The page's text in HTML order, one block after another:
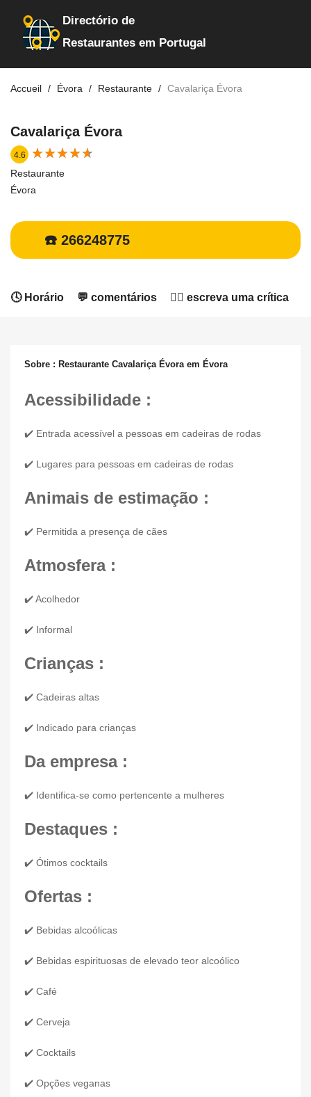
Directório de
Restaurantes em Portugal
Accueil Évora Restaurante Cavalariça Évora
Cavalariça Évora
4.6 ★★★★★
★★★★★
Restaurante
Évora
☎️ 266248775
🕓 Horário 💬 comentários ✍🏻 escreva uma crítica
Sobre : Restaurante Cavalariça Évora em Évora
Acessibilidade :
✔️ Entrada acessível a pessoas em cadeiras de rodas
✔️ Lugares para pessoas em cadeiras de rodas
Animais de estimação :
✔️ Permitida a presença de cães
Atmosfera :
✔️ Acolhedor
✔️ Informal
Crianças :
✔️ Cadeiras altas
✔️ Indicado para crianças
Da empresa :
✔️ Identifica-se como pertencente a mulheres
Destaques :
✔️ Ótimos cocktails
Ofertas :
✔️ Bebidas alcoólicas
✔️ Bebidas espirituosas de elevado teor alcoólico
✔️ Café
✔️ Cerveja
✔️ Cocktails
✔️ Opções veganas